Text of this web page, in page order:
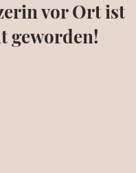
vor Ort ist
geworden!